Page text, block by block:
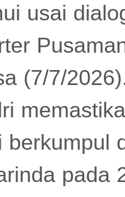
usai
(7/7/
berkumpul
pada